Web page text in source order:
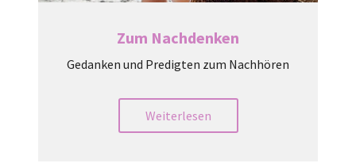
Zum Nachdenken
Gedanken und Predigten zum Nachhören
Weiterlesen